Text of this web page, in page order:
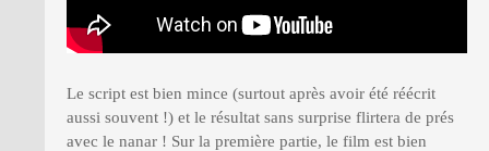
Le script est bien mince (surtout après avoir été réécrit
aussi souvent !) et le résultat sans surprise flirtera de prés
avec le nanar ! Sur la première partie, le film est bien